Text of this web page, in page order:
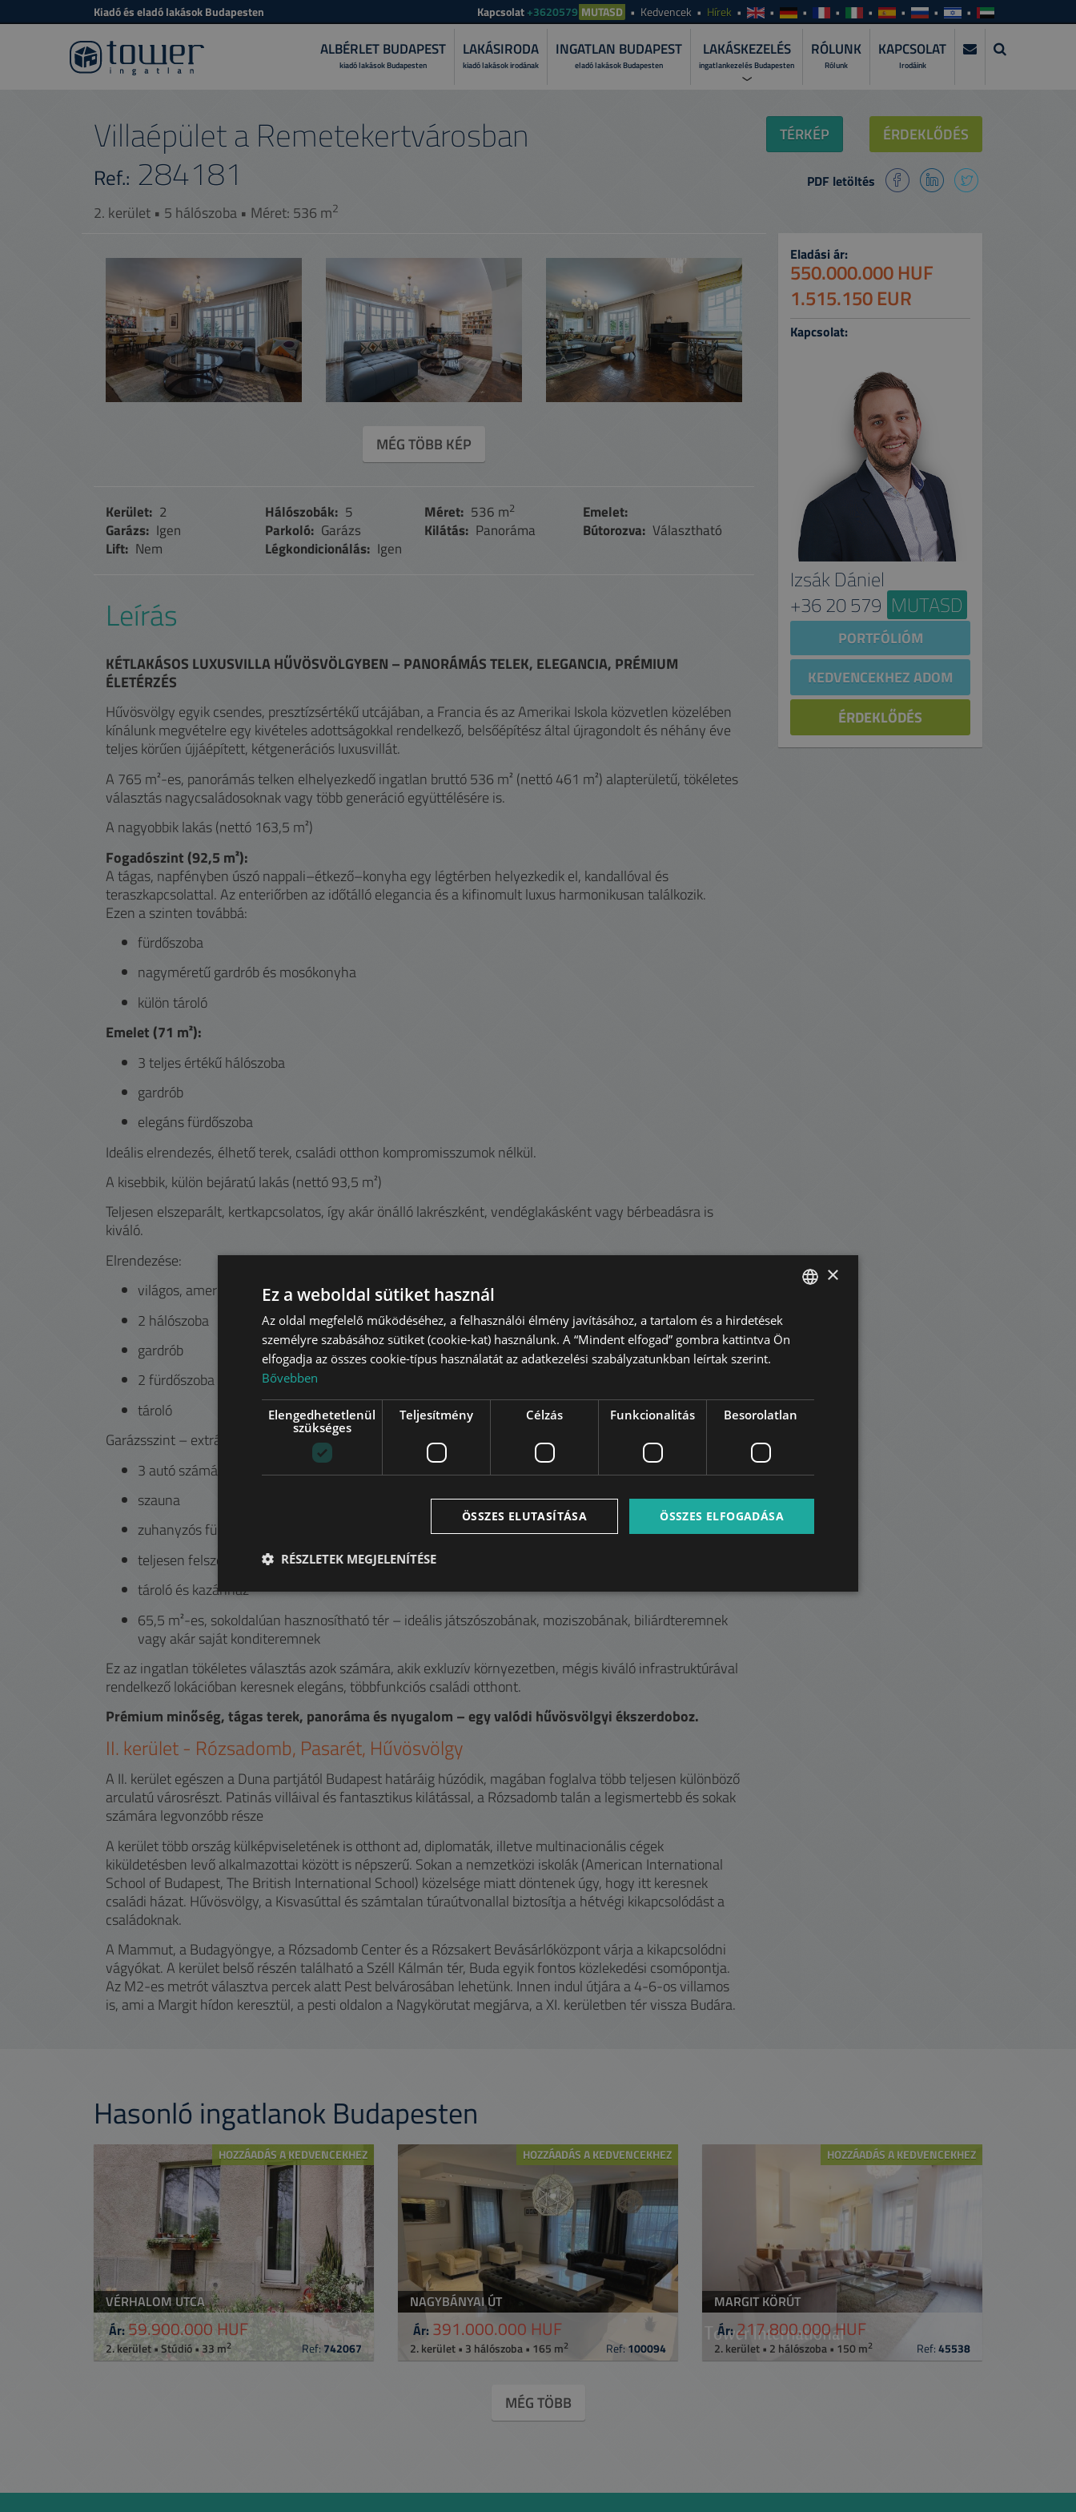
Kiadó és eladó lakások Budapesten Kapcsolat+3620579 MUTASD Kedvencek Hírek
ALBÉRLET BUDAPEST
kiadó lakások Budapesten
LAKÁSIRODA
kiadó lakások irodának
INGATLAN BUDAPEST
eladó lakások Budapesten
LAKÁSKEZELÉS
ingatlankezelés Budapesten
MI A LAKÁSKEZELÉS?
Fedezze fel, miért bízza szakemberre a lakáskiadás teljes
Tekintese át lakása ügyeit bárhol, bármikor, naprakészen!
RÓLUNK
Rólunk
KAPCSOLAT
Irodáink
Villaépület a Remetekertvárosban
Ref.: 284181
2. kerület • 5 hálószoba • Méret: 536 m2
TÉRKÉP ÉRDEKLŐDÉS
PDF letöltés
MÉG TÖBB KÉP
Kerület: 2 Hálószobák: 5 Méret: 536 m2
Emelet:
Garázs: Igen Parkoló: Garázs Kilátás: Panoráma Bútorozva: Választható
Lift: Nem Légkondicionálás: Igen
Leírás
KÉTLAKÁSOS LUXUSVILLA HŰVÖSVÖLGYBEN – PANORÁMÁS TELEK, ELEGANCIA, PRÉMIUM
ÉLETÉRZÉS
Hűvösvölgy egyik csendes, presztízsértékű utcájában, a Francia és az Amerikai Iskola közvetlen közelében
kínálunk megvételre egy kivételes adottságokkal rendelkező, belsőépítész által újragondolt és néhány éve
teljes körűen újjáépített, kétgenerációs luxusvillát.
A 765 m²-es, panorámás telken elhelyezkedő ingatlan bruttó 536 m² (nettó 461 m²) alapterületű, tökéletes
választás nagycsaládosoknak vagy több generáció együttélésére is.
A nagyobbik lakás (nettó 163,5 m²)
Fogadószint (92,5 m²):
A tágas, napfényben úszó nappali–étkező–konyha egy légtérben helyezkedik el, kandallóval és
teraszkapcsolattal. Az enteriőrben az időtálló elegancia és a kifinomult luxus harmonikusan találkozik.
Ezen a szinten továbbá:
fürdőszoba
nagyméretű gardrób és mosókonyha
külön tároló
Emelet (71 m²):
3 teljes értékű hálószoba
gardrób
elegáns fürdőszoba
Ideális elrendezés, élhető terek, családi otthon kompromisszumok nélkül.
A kisebbik, külön bejáratú lakás (nettó 93,5 m²)
Teljesen elszeparált, kertkapcsolatos, így akár önálló lakrészként, vendéglakásként vagy bérbeadásra is
kiváló.
Elrendezése:
világos, amerikai konyhás nappali
2 hálószoba
gardrób
2 fürdőszoba
tároló
Garázsszint – extrák és kikapcsolódás (nettó 204 m²)
3 autó számára kényelmes parkolás (82,5 m²)
szauna
zuhanyzós fürdőszoba
teljesen felszerelt, gépesített konyha
tároló és kazánház
65,5 m²-es, sokoldalúan hasznosítható tér – ideális játszószobának, moziszobának, biliárdteremnek
vagy akár saját konditeremnek
Ez az ingatlan tökéletes választás azok számára, akik exkluzív környezetben, mégis kiváló infrastruktúrával
rendelkező lokációban keresnek elegáns, többfunkciós családi otthont.
Prémium minőség, tágas terek, panoráma és nyugalom – egy valódi hűvösvölgyi ékszerdoboz.
II. kerület - Rózsadomb, Pasarét, Hűvösvölgy
A II. kerület egészen a Duna partjától Budapest határáig húzódik, magában foglalva több teljesen különböző
arculatú városrészt. Patinás villáival és fantasztikus kilátással, a Rózsadomb talán a legismertebb és sokak
számára legvonzóbb része
A kerület több ország külképviseletének is otthont ad, diplomaták, illetve multinacionális cégek
kiküldetésben levő alkalmazottai között is népszerű. Sokan a nemzetközi iskolák (American International
School of Budapest, The British International School) közelsége miatt döntenek úgy, hogy itt keresnek
családi házat. Hűvösvölgy, a Kisvasúttal és számtalan túraútvonallal biztosítja a hétvégi kikapcsolódást a
családoknak.
A Mammut, a Budagyöngye, a Rózsadomb Center és a Rózsakert Bevásárlóközpont várja a kikapcsolódni
vágyókat. A kerület belső részén található a Széll Kálmán tér, Buda egyik fontos közlekedési csomópontja.
Az M2-es metrót választva percek alatt Pest belvárosában lehetünk. Innen indul útjára a 4-6-os villamos
is, ami a Margit hídon keresztül, a pesti oldalon a Nagykörutat megjárva, a XI. kerületben tér vissza Budára.
Eladási ár:
550.000.000 HUF
1.515.150 EUR
Kapcsolat:
Izsák Dániel
+36 20 579 MUTASD
PORTFÓLIÓM
KEDVENCEKHEZ ADOM
ÉRDEKLŐDÉS
Hasonló ingatlanok Budapesten
HOZZÁADÁS A KEDVENCEKHEZ
VÉRHALOM UTCA
Ár: 59.900.000 HUF
2. kerület • Stúdió • 33 m2 Ref: 742067
HOZZÁADÁS A KEDVENCEKHEZ
NAGYBÁNYAI ÚT
Ár: 391.000.000 HUF
2. kerület • 3 hálószoba • 165 m2 Ref:100094
HOZZÁADÁS A KEDVENCEKHEZ
MARGIT KÖRÚT
Ár:217.800.000 HUF
2. kerület • 2 hálószoba • 150 m2 Ref:45538
MÉG TÖBB
ENGLISH
HUNGARIAN
FRENCH
×
Ez a weboldal sütiket használ
Az oldal megfelelő működéséhez, a felhasználói élmény javításához, a tartalom és a hirdetések
személyre szabásához sütiket (cookie-kat) használunk. A “Mindent elfogad” gombra kattintva Ön
elfogadja az összes cookie-típus használatát az adatkezelési szabályzatunkban leírtak szerint.
Bővebben
Elengedhetetlenül
szükséges
Teljesítmény Célzás Funkcionalitás Besorolatlan
ÖSSZES ELFOGADÁSA
ÖSSZES ELUTASÍTÁSA
RÉSZLETEK MEGJELENÍTÉSE